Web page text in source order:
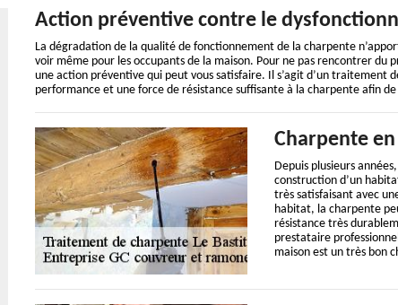
Action préventive contre le
La dégradation de la qualité de fonctionnement de la charpente
voir même pour les occupants de la maison. Pour ne pas rencontrer
une action préventive qui peut vous satisfaire. Il s’agit d’un traitement
performance et une force de résistance suffisante à la charpente afin
Charpente
Depuis plusieurs
construction d’un
très satisfaisant avec
habitat, la charpente
résistance très
prestataire
maison est un très bon